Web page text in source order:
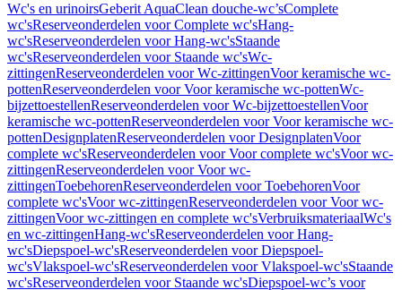
Wc's en urinoirsGeberit AquaClean douche-wc’sComplete
wc'sReserveonderdelen voor Complete wc'sHang-
wc'sReserveonderdelen voor Hang-wc'sStaande
wc'sReserveonderdelen voor Staande wc'sWc-
zittingenReserveonderdelen voor Wc-zittingenVoor keramische wc-
pottenReserveonderdelen voor Voor keramische wc-pottenWc-
bijzettoestellenReserveonderdelen voor Wc-bijzettoestellenVoor
keramische wc-pottenReserveonderdelen voor Voor keramische wc-
pottenDesignplatenReserveonderdelen voor DesignplatenVoor
complete wc'sReserveonderdelen voor Voor complete wc'sVoor wc-
zittingenReserveonderdelen voor Voor wc-
zittingenToebehorenReserveonderdelen voor ToebehorenVoor
complete wc'sVoor wc-zittingenReserveonderdelen voor Voor wc-
zittingenVoor wc-zittingen en complete wc'sVerbruiksmateriaalWc's
en wc-zittingenHang-wc'sReserveonderdelen voor Hang-
wc'sDiepspoel-wc'sReserveonderdelen voor Diepspoel-
wc'sVlakspoel-wc'sReserveonderdelen voor Vlakspoel-wc'sStaande
wc'sReserveonderdelen voor Staande wc'sDiepspoel-wc’s voor